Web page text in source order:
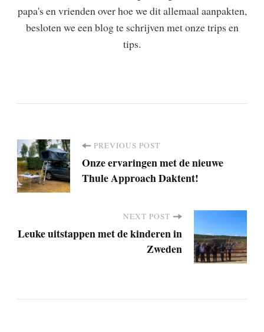
papa's en vrienden over hoe we dit allemaal aanpakten,
besloten we een blog te schrijven met onze trips en
tips.
P
o
PREVIOUS POST
Onze ervaringen met de nieuwe
Thule Approach Daktent!
NEXT POST
Leuke uitstappen met de kinderen in
Zweden